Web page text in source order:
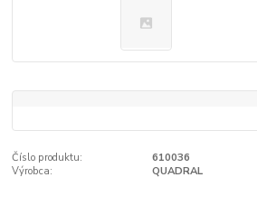
Číslo produktu:
610036
Výrobca:
QUADRAL